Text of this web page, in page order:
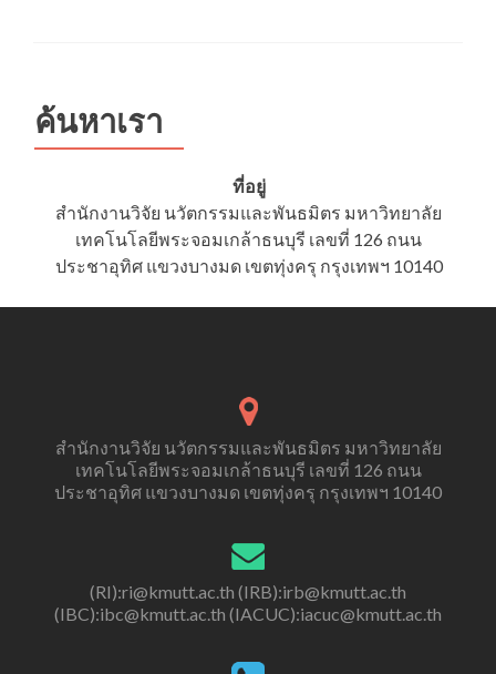
ค้นหาเรา
ที่อยู่
สำนักงานวิจัย นวัตกรรมและพันธมิตร มหาวิทยาลัย
เทคโนโลยีพระจอมเกล้าธนบุรี เลขที่ 126 ถนน
ประชาอุทิศ แขวงบางมด เขตทุ่งครุ กรุงเทพฯ 10140
สำนักงานวิจัย นวัตกรรมและพันธมิตร มหาวิทยาลัย
เทคโนโลยีพระจอมเกล้าธนบุรี เลขที่ 126 ถนน
ประชาอุทิศ แขวงบางมด เขตทุ่งครุ กรุงเทพฯ 10140
(RI):ri@kmutt.ac.th (IRB):irb@kmutt.ac.th
(IBC):ibc@kmutt.ac.th (IACUC):iacuc@kmutt.ac.th